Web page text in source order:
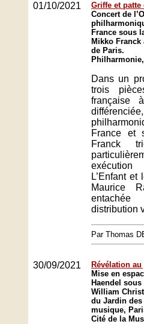
01/10/2021
Griffe et patte
Concert de
France sous
Mikko
de Paris.
Dans un
trois
française
France et
Franck
L’Enfant
Maurice
distribution
Par Thomas
30/09/2021
Révélation
Mise en
Haendel
William
du Jardin
musique,
Cité de la